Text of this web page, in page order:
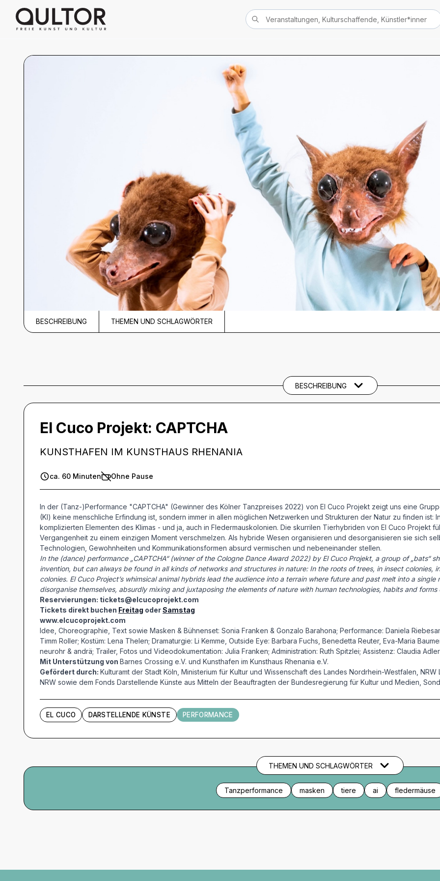
BESCHREIBUNG THEMEN UND SCHLAGWÖRTER
BESCHREIBUNG
El Cuco Projekt: CAPTCHA
KUNSTHAFEN IM KUNSTHAUS RHENANIA
ca. 60 Minuten Ohne Pause
In der (Tanz-)Performance "CAPTCHA" (Gewinner des Kölner Tanzpreises 2022) von El Cuco Projekt zeigt uns eine
(KI) keine menschliche Erfindung ist, sondern immer in allen möglichen Netzwerken und Strukturen der Natur zu finden ist:
komplizierten Elementen des Klimas - und ja, auch in Fledermauskolonien. Die skurrilen Tierhybriden von El Cuco Projekt
Vergangenheit zu einem einzigen Moment verschmelzen. Als hybride Wesen organisieren und desorganisieren sie sich
Technologien, Gewohnheiten und Kommunikationsformen absurd vermischen und nebeneinander stellen.
In the (dance) performance „CAPTCHA“ (winner of the Cologne Dance Award 2022) by El Cuco Projekt, a group of „bats“
invention, but can always be found in all kinds of networks and structures in nature: In the roots of trees, in insect colonies,
colonies. El Cuco Project’s whimsical animal hybrids lead the audience into a terrain where future and past melt into a
disorganise themselves, absurdly mixing and juxtaposing the elements of nature with human technologies, habits and
Reservierungen: tickets@elcucoprojekt.com
Tickets direkt buchen Freitag oderSamstag
www.elcucoprojekt.com
Idee, Choreographie, Text sowie Masken & Bühnenset: Sonia Franken & Gonzalo Barahona; Performance: Daniela
Timm Roller; Kostüm: Lena Thelen; Dramaturgie: Li Kemme, Outside Eye: Barbara Fuchs, Benedetta Reuter, Eva-Maria
neurohr & andrä; Trailer, Fotos und Videodokumentation: Julia Franken; Administration: Ruth Spitzlei; Assistenz: Claudia
Mit Unterstützung von Barnes Crossing e.V. und Kunsthafen im Kunsthaus Rhenania e.V.
Gefördert durch: Kulturamt der Stadt Köln, Ministerium für Kultur und Wissenschaft des Landes Nordrhein-Westfalen,
NRW sowie dem Fonds Darstellende Künste aus Mitteln der Beauftragten der Bundesregierung für Kultur und Medien,
EL CUCO DARSTELLENDE KÜNSTE PERFORMANCE
THEMEN UND SCHLAGWÖRTER
Tanzperformance masken tiere ai fledermäuse